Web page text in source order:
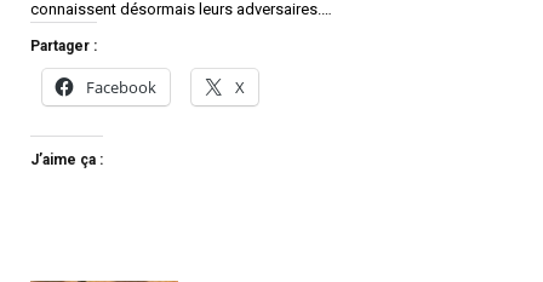
connaissent désormais leurs adversaires.…
Partager :
Facebook X
J’aime ça :